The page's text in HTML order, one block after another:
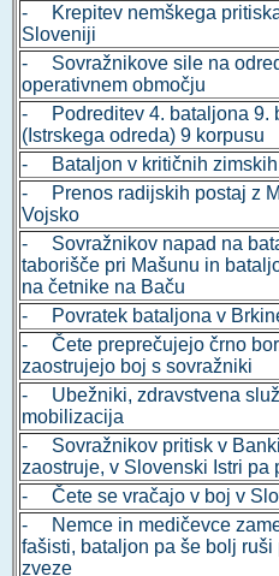
- Krepitev nemškega
Sloveniji
- Sovražnikove sile na
operativnem območju
- Podreditev 4. bataljona 9.
(Istrskega odreda) 9 korpusu
- Bataljon v kritičnih zimskih
- Prenos radijskih postaj z
Vojsko
- Sovražnikov napad na
taborišče pri Mašunu in
na četnike na Baču
- Povratek bataljona v
- Čete preprečujejo črno
zaostrujejo boj s sovražniki
- Ubežniki, zdravstvena
mobilizacija
- Sovražnikov pritisk v
zaostruje, v Slovenski Istri pa
- Čete se vračajo v boj v
- Nemce in medičevce
fašisti, bataljon pa še bolj ruši
zveze